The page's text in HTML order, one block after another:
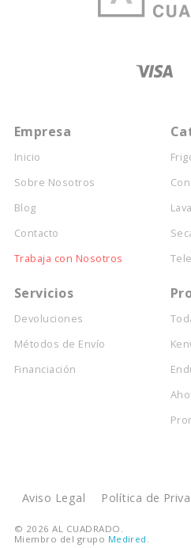
Empresa
Inicio
Sobre Nosotros
Blog
Contacto
Trabaja con Nosotros
Servicios
Devoluciones
Métodos de Envío
Financiación
Aviso Legal Política de
© 2026 AL CUADRADO.
Miembro del grupo Medired